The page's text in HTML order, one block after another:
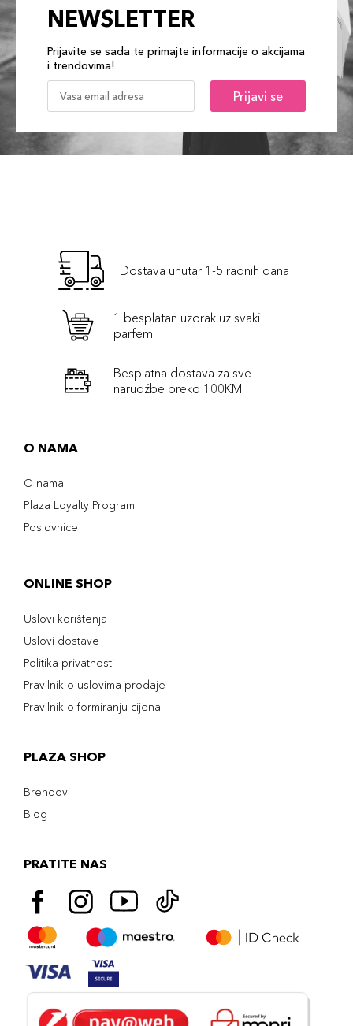
NEWSLETTER
Prijavite se sada te primajte informacije o akcijama
i trendovima!
Prijavi se
Dostava unutar 1-5 radnih dana
1 besplatan uzorak uz svaki
parfem
Besplatna dostava za sve
narudźbe preko 100KM
O NAMA
O nama
Plaza Loyalty Program
Poslovnice
ONLINE SHOP
Uslovi korištenja
Uslovi dostave
Politika privatnosti
Pravilnik o uslovima prodaje
Pravilnik o formiranju cijena
PLAZA SHOP
Brendovi
Blog
PRATITE NAS